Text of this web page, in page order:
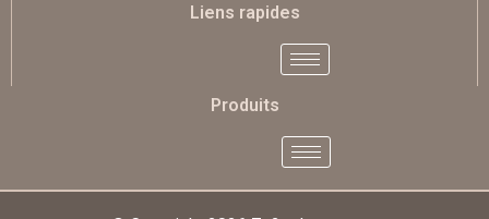
Liens rapides
Produits